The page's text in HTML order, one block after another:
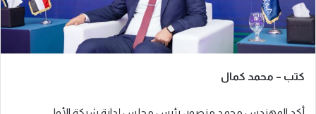
ك
ت
و
ي
كتب – محمد كمال